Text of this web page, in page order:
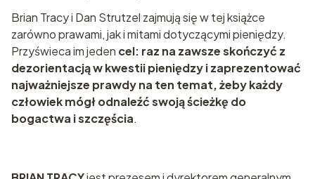
Brian Tracy i Dan Strutzel zajmują się w tej książce
zarówno prawami, jak i mitami dotyczącymi pieniędzy.
Przyświeca im jeden cel: raz na zawsze skończyć z
dezorientacją w kwestii pieniędzy i zaprezentować
najważniejsze prawdy na ten temat, żeby każdy
człowiek mógł odnaleźć swoją ścieżkę do
bogactwa i szczęścia.